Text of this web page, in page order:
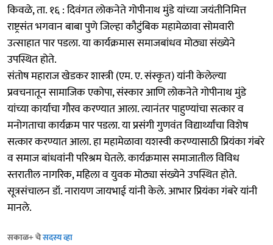
किवळे, ता. १६ : दिवंगत लोकनेते गोपीनाथ मुंडे यांच्या जयंतीनिमित्त
राष्ट्रसंत भगवान बाबा पुणे जिल्हा कौटुंबिक महामेळावा सोमवारी
उत्साहात पार पडला. या कार्यक्रमास समाजबांधव मोठ्या संख्येने
उपस्थित होते.
संतोष महाराज खेडकर शास्त्री (एम. ए. संस्कृत) यांनी केलेल्या
प्रवचनातून सामाजिक एकोपा, संस्कार आणि लोकनेते गोपीनाथ मुंडे
यांच्या कार्याचा गौरव करण्यात आला. त्यानंतर पाहुण्यांचा सत्कार व
मनोगताचा कार्यक्रम पार पडला. या प्रसंगी गुणवंत विद्यार्थ्यांचा विशेष
सत्कार करण्यात आला. हा महामेळावा यशस्वी करण्यासाठी प्रियंका गंबरे
व समाज बांधवांनी परिश्रम घेतले. कार्यक्रमास समाजातील विविध
स्तरातील नागरिक, महिला व युवक मोठ्या संख्येने उपस्थित होते.
सूत्रसंचालन डॉ. नारायण जायभाई यांनी केले. आभार प्रियंका गंबरे यांनी
मानले.
सकाळ+ चेसदस्य व्हा